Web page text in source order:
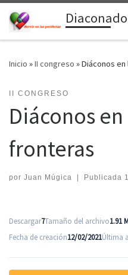
Saltar al contenido
Inicio »II congreso »Diáconos
II CONGRESO
Diáconos
fronteras
por Juan Múgica | Publicada
Descargar7Tamaño del archivo1.91
Fecha de creación12/02/2021Última